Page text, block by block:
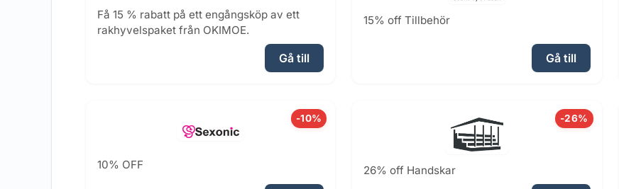
Få 15 % rabatt på ett engångsköp av ett
rakhyvelspaket från OKIMOE.
Gå till
15% off Tillbehör
Gå till
-10%
10% OFF
-26%
26% off Handskar